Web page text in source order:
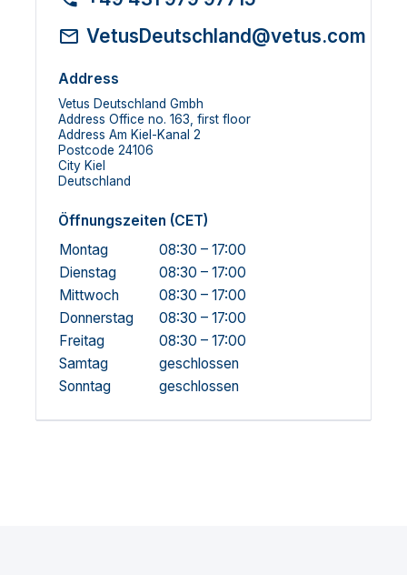
VetusDeutschland@vetus.com
Address
Vetus Deutschland Gmbh
Address Office no. 163, first floor
Address Am Kiel-Kanal 2
Postcode 24106
City Kiel
Deutschland
Öffnungszeiten (CET)
Montag
08:30 – 17:00
Dienstag
08:30 – 17:00
Mittwoch
08:30 – 17:00
Donnerstag
08:30 – 17:00
Freitag
08:30 – 17:00
Samtag
geschlossen
Sonntag
geschlossen